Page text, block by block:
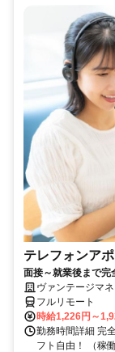
テレフォンア
面接～就業後まで完
ヴァンテージマ
フルリモート
時給1,226円～
勤務時間詳細 完
フト自由！ （稼